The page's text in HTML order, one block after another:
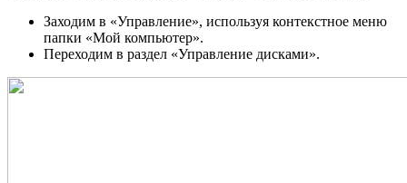
Заходим в «Управление», используя контекстное меню
папки «Мой компьютер».
Переходим в раздел «Управление дисками».